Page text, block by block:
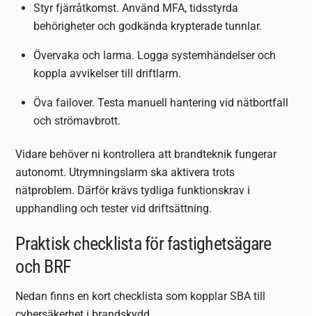
Styr fjärråtkomst. Använd MFA, tidsstyrda
behörigheter och godkända krypterade tunnlar.
Övervaka och larma. Logga systemhändelser och
koppla avvikelser till driftlarm.
Öva failover. Testa manuell hantering vid nätbortfall
och strömavbrott.
Vidare behöver ni kontrollera att brandteknik fungerar
autonomt. Utrymningslarm ska aktivera trots
nätproblem. Därför krävs tydliga funktionskrav i
upphandling och tester vid driftsättning.
Praktisk checklista för fastighetsägare
och BRF
Nedan finns en kort checklista som kopplar SBA till